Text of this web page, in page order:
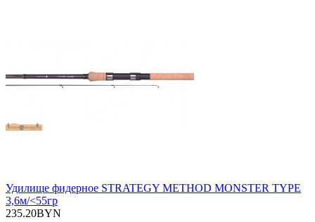
Удилище фидерное STRATEGY METHOD MONSTER TYPE
3,6м/<55гр
235.20BYN